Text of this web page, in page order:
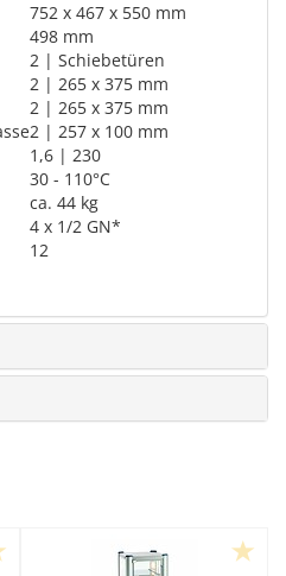
752 x 467 x 550 mm
498 mm
2 | Schiebetüren
2 | 265 x 375 mm
2 | 265 x 375 mm
2 | 257 x 100 mm
1,6 | 230
30 - 110°C
ca. 44 kg
4 x 1/2 GN*
12